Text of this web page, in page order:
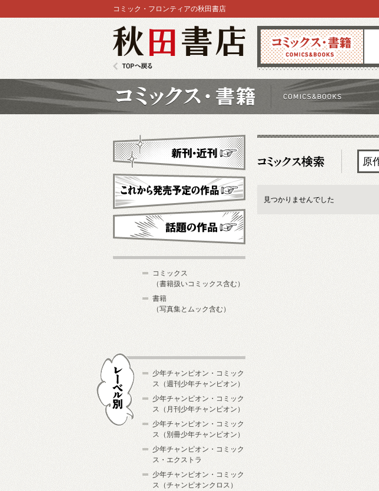
コミックス 雑誌
コミック・フロンティアの秋田書店
見つかりませんでした
新刊・近刊
これから発売予定
コミックス
（書籍扱いコミックス含む）
書籍
（写真集とムック含む）
少年チャンピオン・コミック
ス（週刊少年チャンピオン）
少年チャンピオン・コミック
ス（月刊少年チャンピオン）
少年チャンピオン・コミック
ス（別冊少年チャンピオン）
少年チャンピオン・コミック
ス・エクストラ
少年チャンピオン・コミック
ス（チャンピオンクロス）